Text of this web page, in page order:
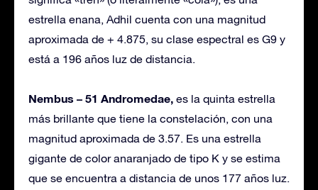
estrella enana, Adhil cuenta con una magnitud
aproximada de + 4.875, su clase espectral es G9 y
está a 196 años luz de distancia.
Nembus – 51 Andromedae, es la quinta estrella
más brillante que tiene la constelación, con una
magnitud aproximada de 3.57. Es una estrella
gigante de color anaranjado de tipo K y se estima
que se encuentra a distancia de unos 177 años luz.